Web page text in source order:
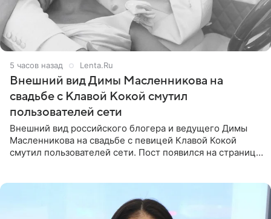
5 часов назад Lenta.Ru
Внешний вид Димы Масленникова на
свадьбе с Клавой Кокой смутил
пользователей сети
Внешний вид российского блогера и ведущего Димы
Масленникова на свадьбе с певицей Клавой Кокой
смутил пользователей сети. Пост появился на странице